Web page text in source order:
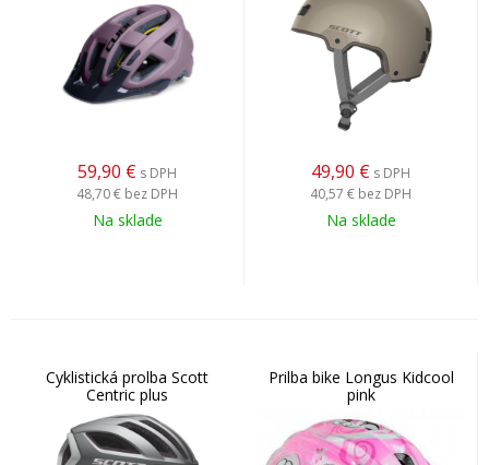
59,90 € s DPH
48,70 € bez DPH
Na sklade
49,90 € s DPH
40,57 € bez DPH
Na sklade
Cyklistická prolba Scott
Centric plus
Prilba bike Longus Kidcool
pink